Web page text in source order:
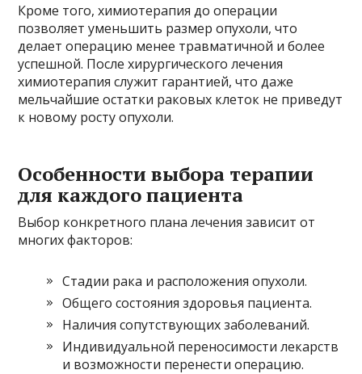
Кроме того, химиотерапия до операции
позволяет уменьшить размер опухоли, что
делает операцию менее травматичной и более
успешной. После хирургического лечения
химиотерапия служит гарантией, что даже
мельчайшие остатки раковых клеток не приведут
к новому росту опухоли.
Особенности выбора терапии
для каждого пациента
Выбор конкретного плана лечения зависит от
многих факторов:
Стадии рака и расположения опухоли.
Общего состояния здоровья пациента.
Наличия сопутствующих заболеваний.
Индивидуальной переносимости лекарств
и возможности перенести операцию.